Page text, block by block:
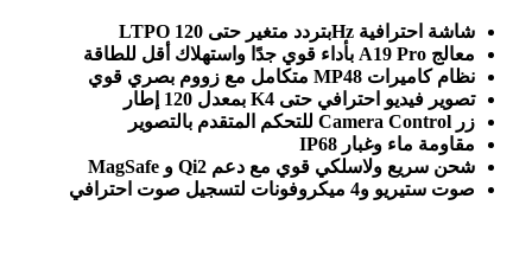
شاشة احترافية بتردد متغير حتى 120Hz
معالج
بأداء قوي جدًا واستهلاك أقل للطاقة
نظام كاميرات 48
MP متكامل مع زووم بصري قوي
تصوير فيديو احترافي حتى 4
K بمعدل 120 إطار
زر
للتحكم المتقدم بالتصوير
مقاومة ماء وغبار
شحن سريع ولاسلكي قوي مع دعم
و Qi2
صوت ستيريو و4 ميكروفونات لتسجيل صوت احترافي